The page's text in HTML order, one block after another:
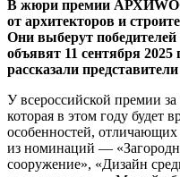
В жюри премии
от архитекторов и
Они выберут
объявят 11 сентября 2025
рассказали
У всероссийской премии
которая в этом году будет
особенностей,
из номинаций —
сооружение», «Дизайн